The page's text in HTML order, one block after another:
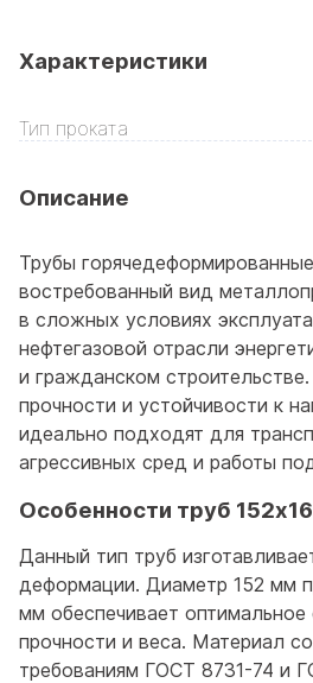
Характеристики
Тип проката
Описание
Трубы
востребованный вид
в сложных условиях
нефтегазовой отрасли
и гражданском
прочности и устойчивости к
идеально подходят для
агрессивных сред и работы
Особенности труб
Данный тип труб
деформации. Диаметр 152 мм
мм обеспечивает
прочности и веса. Материал
требованиям ГОСТ 8731-74 и